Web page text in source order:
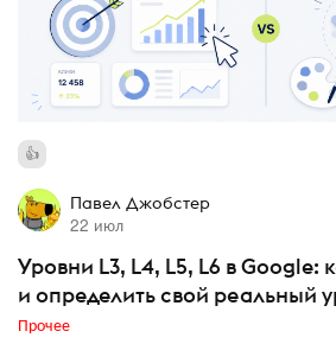
Павел Джобстер
22 июл
Уровни L3, L4, L5, L6 в Google:
и определить свой реальный
Прочее